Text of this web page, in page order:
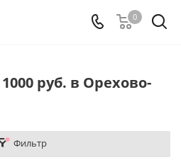
0
руб. в Орехово-
Фильтр